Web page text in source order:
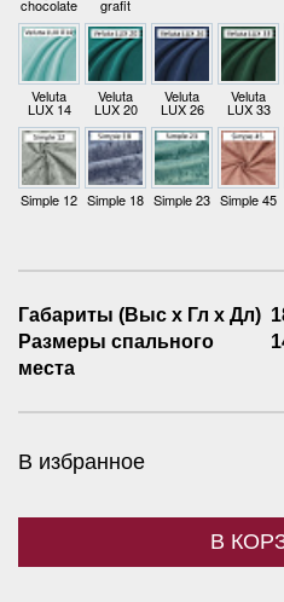
chocolate grafit
Veluta
LUX 14
Veluta
LUX 20
Veluta
LUX 26
Veluta
LUX 33
Simple 12 Simple 18 Simple 23 Simple 45
Габариты (Выс х Гл х Дл)
Размеры спального
места
В избранное
В